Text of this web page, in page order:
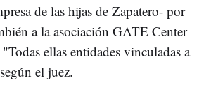
de las hijas de Zapatero- por
a la asociación GATE Center
ellas entidades vinculadas a
el juez.